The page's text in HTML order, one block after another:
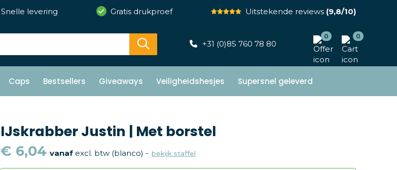
Snelle levering Gratis drukproef Uitstekende reviews(9,8/10)
+31 (0)85 760 78 80
0 0
Caps Bestsellers Giveaways Veiligheidshesjes Supersnel geleverd
IJskrabber Justin | Met borstel
€ 6,04 vanafexcl. btw (blanco) - bekijk staffel